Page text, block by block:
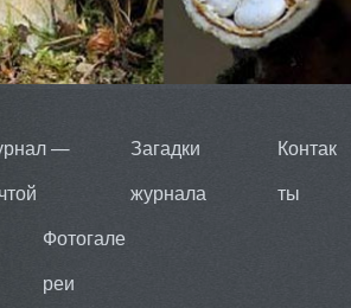
—
Загадки
журнала
Контак
ты
Фотогале
реи